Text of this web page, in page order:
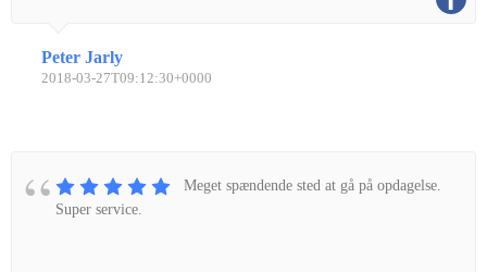
Peter Jarly
2018-03-27T09:12:30+0000
Meget spændende sted at gå på opdagelse.
Super service.